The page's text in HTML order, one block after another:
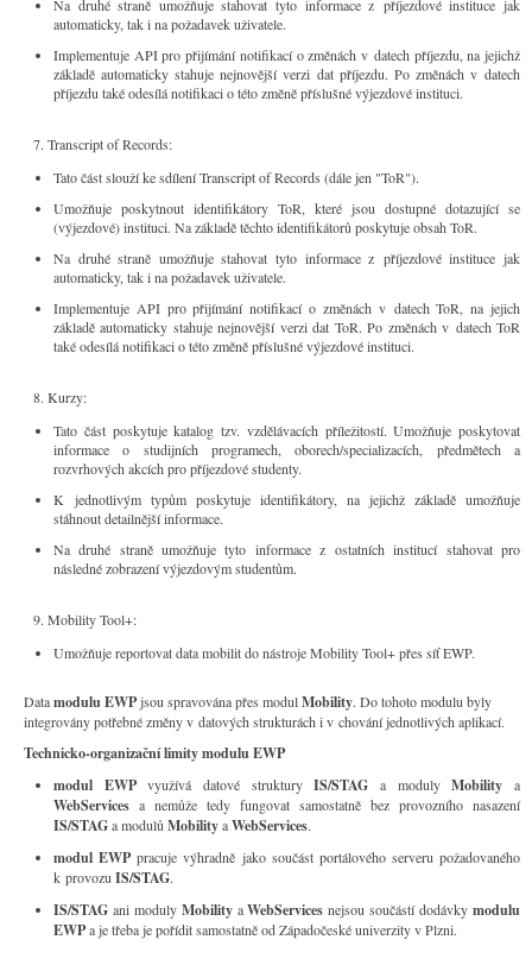
Na druhé straně umožňuje stahovat tyto informace z příjezdové instituce jak
automaticky, tak i na požadavek uživatele.
Implementuje API pro přijímání notifikací o změnách v datech příjezdu, na jejichž
základě automaticky stahuje nejnovější verzi dat příjezdu. Po změnách v datech
příjezdu také odesílá notifikaci o této změně příslušné výjezdové instituci.
Transcript of Records:
Tato část slouží ke sdílení Transcript of Records (dále jen "ToR").
Umožňuje poskytnout identifikátory ToR, které jsou dostupné dotazující se
(výjezdové) instituci. Na základě těchto identifikátorů poskytuje obsah ToR.
Na druhé straně umožňuje stahovat tyto informace z příjezdové instituce jak
automaticky, tak i na požadavek uživatele.
Implementuje API pro přijímání notifikací o změnách v datech ToR, na jejich
základě automaticky stahuje nejnovější verzi dat ToR. Po změnách v datech ToR
také odesílá notifikaci o této změně příslušné výjezdové instituci.
Kurzy:
Tato část poskytuje katalog tzv. vzdělávacích příležitostí. Umožňuje poskytovat
informace o studijních programech, oborech/specializacích, předmětech a
rozvrhových akcích pro příjezdové studenty.
K jednotlivým typům poskytuje identifikátory, na jejichž základě umožňuje
stáhnout detailnější informace.
Na druhé straně umožňuje tyto informace z ostatních institucí stahovat pro
následné zobrazení výjezdovým studentům.
Mobility Tool+:
Umožňuje reportovat data mobilit do nástroje Mobility Tool+ přes síť EWP.
Datamodulu EWPjsou spravována přes modulMobility. Do tohoto modulu byly
integrovány potřebné změny v datových strukturách i v chování jednotlivých aplikací.
Technicko-organizační limity modulu EWP
modul EWPvyužívá datové strukturyIS/STAG a modulyMobilitya
WebServices a nemůže tedy fungovat samostatně bez provozního nasazení
IS/STAGa modulů MobilityaWebServices.
modul EWPpracuje výhradně jako součást portálového serveru požadovaného
k provozu IS/STAG.
IS/STAG ani modulyMobilityaWebServices nejsou součástí dodávkymodulu
EWPa je třeba je pořídit samostatně od Západočeské univerzity v Plzni.